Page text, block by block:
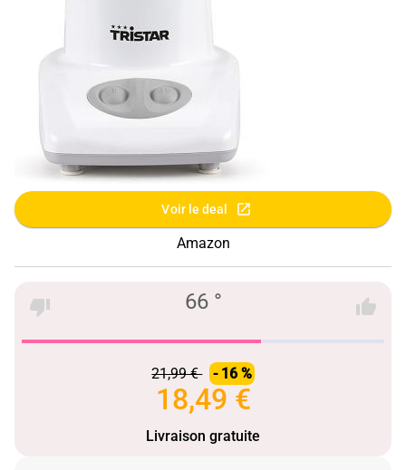
Voir le deal
Amazon
66 °
21,99 € - 16 %
18,49 €
Livraison gratuite